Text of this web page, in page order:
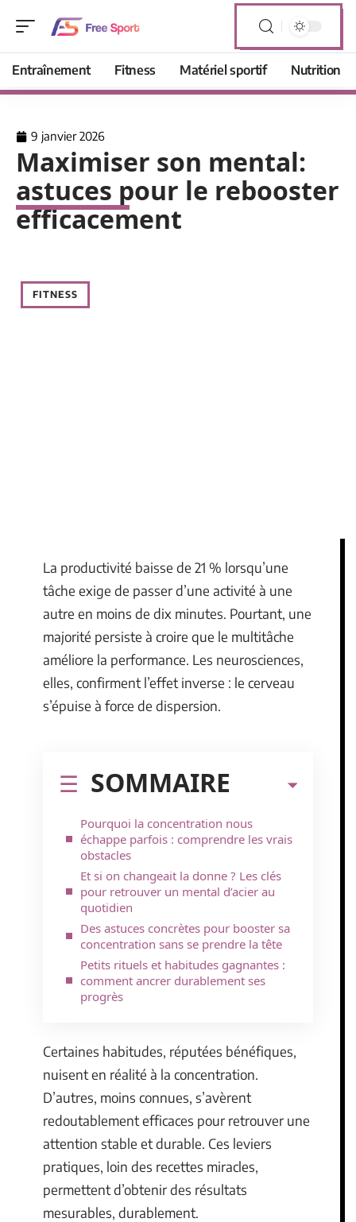
Entraînement Fitness Matériel sportif Nutrition
9 janvier 2026
Maximiser son mental:
astuces pour le rebooster
efficacement
FITNESS
La productivité baisse de 21 % lorsqu’une
tâche exige de passer d’une activité à une
autre en moins de dix minutes. Pourtant, une
majorité persiste à croire que le multitâche
améliore la performance. Les neurosciences,
elles, confirment l’effet inverse : le cerveau
s’épuise à force de dispersion.
SOMMAIRE
Pourquoi la concentration nous
échappe parfois : comprendre les vrais
obstacles
Et si on changeait la donne ? Les clés
pour retrouver un mental d’acier au
quotidien
Des astuces concrètes pour booster sa
concentration sans se prendre la tête
Petits rituels et habitudes gagnantes :
comment ancrer durablement ses
progrès
Certaines habitudes, réputées bénéfiques,
nuisent en réalité à la concentration.
D’autres, moins connues, s’avèrent
redoutablement efficaces pour retrouver une
attention stable et durable. Ces leviers
pratiques, loin des recettes miracles,
permettent d’obtenir des résultats
mesurables, durablement.